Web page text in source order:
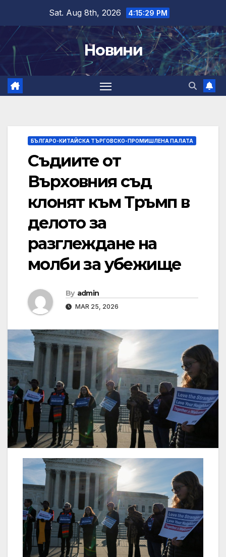
content
Sat. Aug 8th, 2026 4:15:30 PM
Новини
БЪЛГАРО-КИТАЙСКА ТЪРГОВСКО-ПРОМИШЛЕНА ПАЛАТА
Съдиите от
Върховния съд
клонят към Тръмп в
делото за
разглеждане на
молби за убежище
By admin
MAR 25, 2026